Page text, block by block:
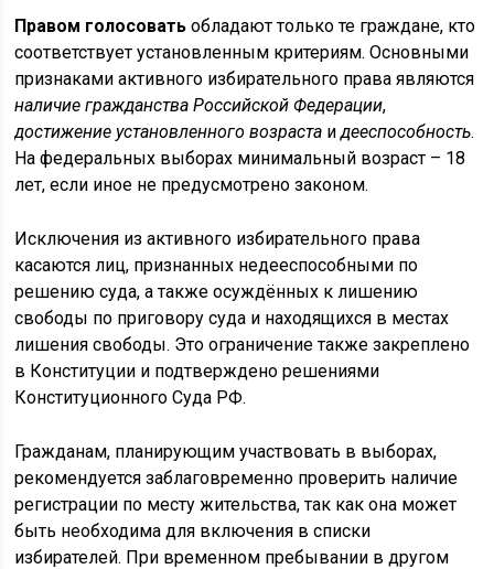
Правом голосовать обладают только те граждане, кто
соответствует установленным критериям. Основными
признаками активного избирательного права являются
наличие гражданства Российской Федерации,
достижение установленного возраста идееспособность.
На федеральных выборах минимальный возраст – 18
лет, если иное не предусмотрено законом.
Исключения из активного избирательного права
касаются лиц, признанных недееспособными по
решению суда, а также осуждённых к лишению
свободы по приговору суда и находящихся в местах
лишения свободы. Это ограничение также закреплено
в Конституции и подтверждено решениями
Конституционного Суда РФ.
Гражданам, планирующим участвовать в выборах,
рекомендуется заблаговременно проверить наличие
регистрации по месту жительства, так как она может
быть необходима для включения в списки
избирателей. При временном пребывании в другом